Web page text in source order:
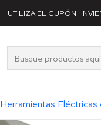
Herramientas Eléctricas
UTILIZA EL CUPÓN
Categorías Maquinaria